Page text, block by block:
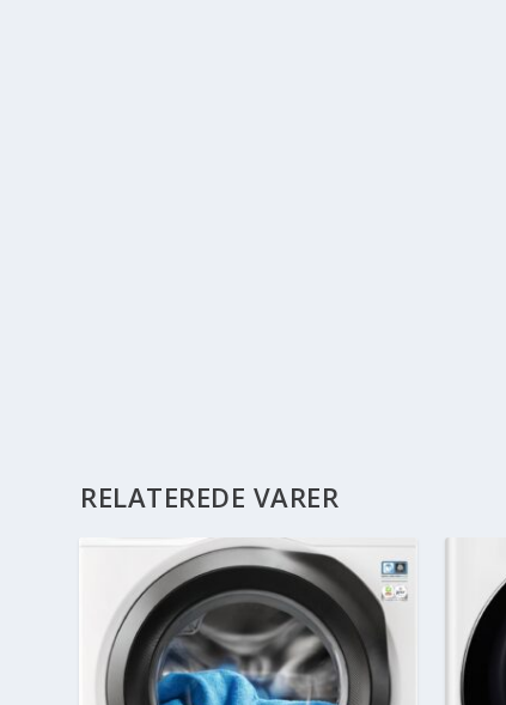
RELATEREDE VARER